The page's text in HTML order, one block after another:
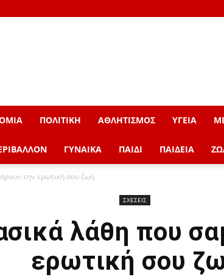
ΠΟΛΙΤΙΚΗ ΑΘΛΗΤΙΣΜΟΣ ΥΓΕΙΑ
ΓΥΝΑΙΚΑ ΠΑΙΔΙ ΠΑΙΔΕΙΑ
την ερωτική σου ζωή
ΣΧΕΣΕΙΣ
λάθη που
ερωτική σου